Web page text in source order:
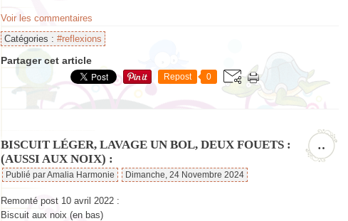
Voir les commentaires
Catégories : #reflexions
Partager cet article
Repost 0
…
BISCUIT LÉGER, LAVAGE UN BOL, DEUX FOUETS :
(AUSSI AUX NOIX) :
Publié par Amalia Harmonie Dimanche, 24 Novembre 2024
Remonté post 10 avril 2022 :
Biscuit aux noix (en bas)